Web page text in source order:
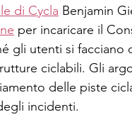
di Cycla Benjamin
per incaricare il
gli utenti si
ciclabili. Gli
delle piste
incidenti.